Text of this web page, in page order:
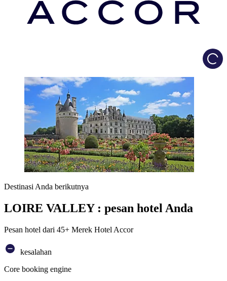
Destinasi Anda berikutnya
LOIRE VALLEY : pesan hotel Anda
Pesan hotel dari 45+ Merek Hotel Accor
kesalahan
Core booking engine